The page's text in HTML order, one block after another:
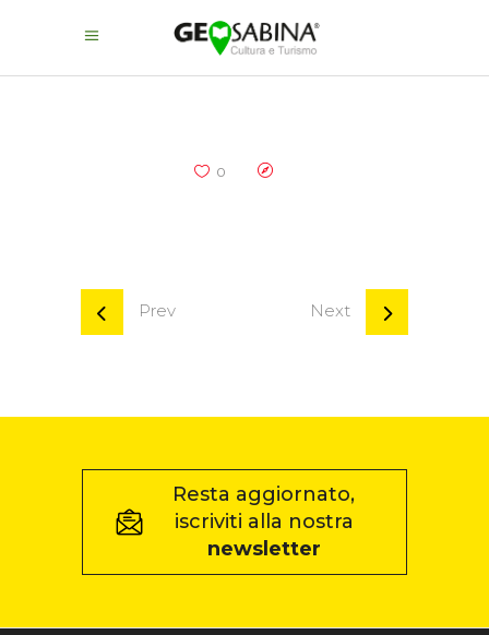
0
Prev Next
Resta aggiornato,
iscriviti alla nostra
newsletter